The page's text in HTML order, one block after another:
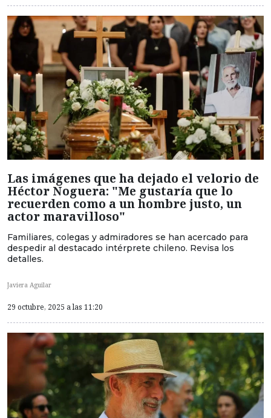
Las imágenes que ha dejado el velorio de
Héctor Noguera: "Me gustaría que lo
recuerden como a un hombre justo, un
actor maravilloso"
Familiares, colegas y admiradores se han acercado para
despedir al destacado intérprete chileno. Revisa los
detalles.
Javiera Aguilar
29 octubre, 2025 a las 11:20